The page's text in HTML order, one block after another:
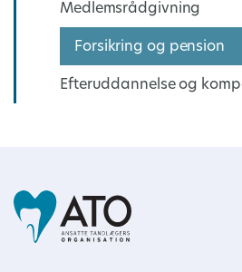
Medlemsrådgivning
Forsikring og pension
Efteruddannelse og